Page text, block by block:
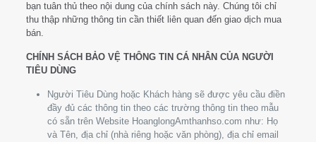
bạn tuân thủ theo nội dung của chính sách này. Chúng tôi chỉ
thu thập những thông tin cần thiết liên quan đến giao dịch mua
bán.
CHÍNH SÁCH BẢO VỆ THÔNG TIN CÁ NHÂN CỦA NGƯỜI
TIÊU DÙNG
Người Tiêu Dùng hoặc Khách hàng sẽ được yêu cầu điền
đầy đủ các thông tin theo các trường thông tin theo mẫu
có sẵn trên Website HoanglongAmthanhso.com như: Họ
và Tên, địa chỉ (nhà riêng hoặc văn phòng), địa chỉ email